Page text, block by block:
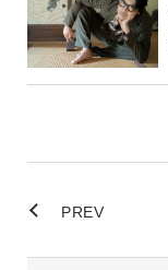
PREV